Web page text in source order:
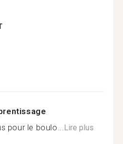
pour le boulo...Lire plus